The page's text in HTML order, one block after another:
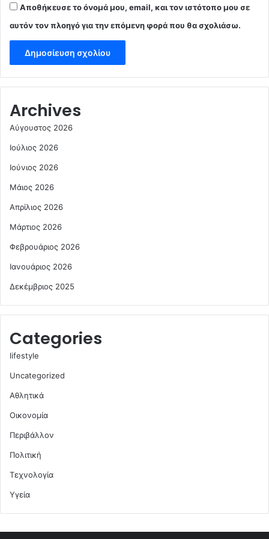
Αποθήκευσε το όνομά μου, email, και τον ιστότοπο μου σε
αυτόν τον πλοηγό για την επόμενη φορά που θα σχολιάσω.
Archives
Αύγουστος 2026
Ιούλιος 2026
Ιούνιος 2026
Μάιος 2026
Απρίλιος 2026
Μάρτιος 2026
Φεβρουάριος 2026
Ιανουάριος 2026
Δεκέμβριος 2025
Categories
lifestyle
Uncategorized
Αθλητικά
Οικονομία
Περιβάλλον
Πολιτική
Τεχνολογία
Υγεία